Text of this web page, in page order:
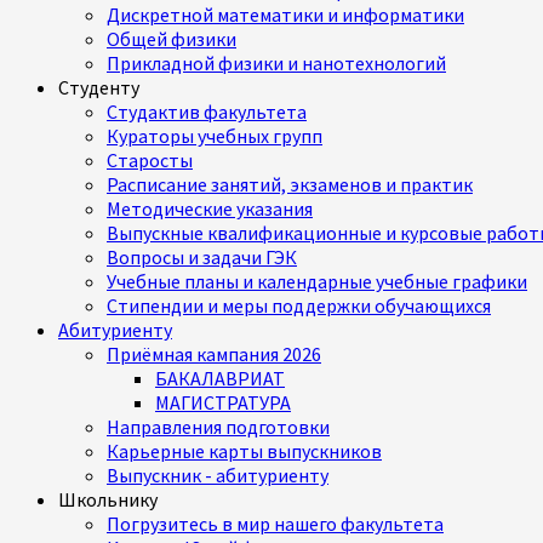
Дискретной математики и информатики
Общей физики
Прикладной физики и нанотехнологий
Студенту
Студактив факультета
Кураторы учебных групп
Старосты
Расписание занятий, экзаменов и практик
Методические указания
Выпускные квалификационные и курсовые
Вопросы и задачи ГЭК
Учебные планы и календарные учебные графики
Стипендии и меры поддержки обучающихся
Абитуриенту
Приёмная кампания 2026
БАКАЛАВРИАТ
МАГИСТРАТУРА
Направления подготовки
Карьерные карты выпускников
Выпускник - абитуриенту
Школьнику
Погрузитесь в мир нашего факультета